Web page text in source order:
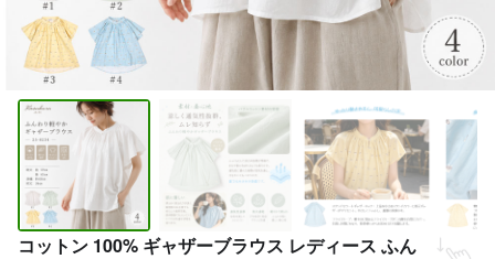
コットン 100% ギャザーブラウス レディース ふん